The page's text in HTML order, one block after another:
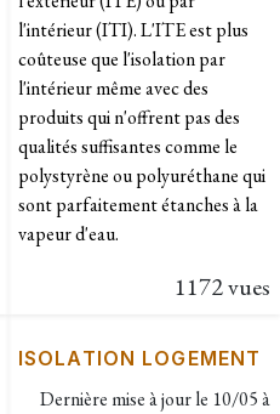
l'intérieur (ITI). L'ITE est plus
coûteuse que l'isolation par
l'intérieur même avec des
produits qui n'offrent pas des
qualités suffisantes comme le
polystyrène ou polyuréthane qui
sont parfaitement étanches à la
vapeur d'eau.
1172 vues
ISOLATION LOGEMENT
Dernière mise à jour le 10/05 à